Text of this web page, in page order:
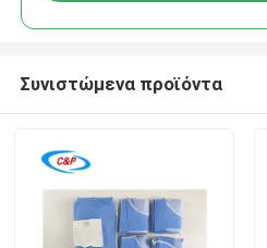
Συνιστώμενα προϊόντα